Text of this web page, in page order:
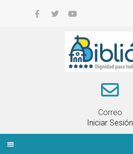
Correo
Iniciar Sesión